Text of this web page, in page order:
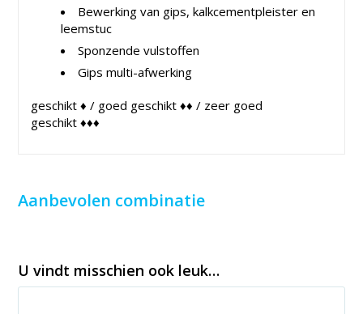
Bewerking van gips, kalkcementpleister en
leemstuc
Sponzende vulstoffen
Gips multi-afwerking
geschikt ♦ / goed geschikt ♦♦ / zeer goed
geschikt ♦♦♦
Aanbevolen combinatie
U vindt misschien ook leuk…